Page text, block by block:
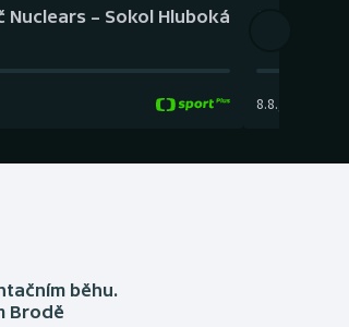
– Sokol Hluboká
8.8.
běhu.
Brodě